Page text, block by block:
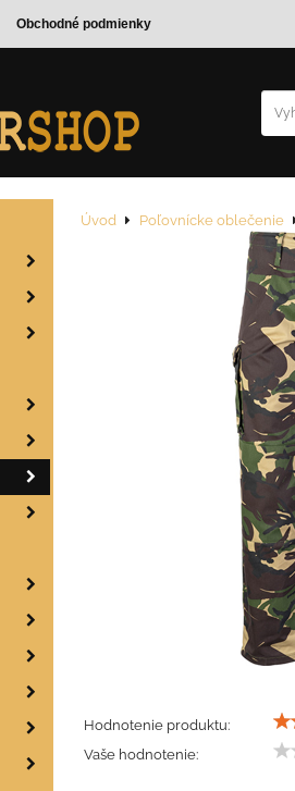
Obchodné podmienky
Úvod Poľovnícke oblečenie
Hodnotenie produktu:
Vaše hodnotenie: